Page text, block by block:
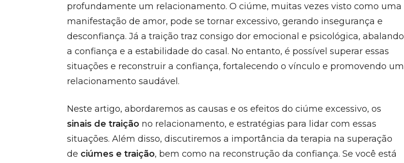
profundamente um relacionamento. O ciúme, muitas vezes visto como uma
manifestação de amor, pode se tornar excessivo, gerando insegurança e
desconfiança. Já a traição traz consigo dor emocional e psicológica, abalando
a confiança e a estabilidade do casal. No entanto, é possível superar essas
situações e reconstruir a confiança, fortalecendo o vínculo e promovendo um
relacionamento saudável.
Neste artigo, abordaremos as causas e os efeitos do ciúme excessivo, os
sinais de traição no relacionamento, e estratégias para lidar com essas
situações. Além disso, discutiremos a importância da terapia na superação
de ciúmes e traição, bem como na reconstrução da confiança. Se você está